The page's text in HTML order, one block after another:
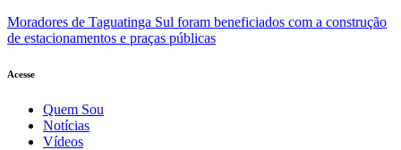
Moradores de Taguatinga Sul foram beneficiados com a construção
de estacionamentos e praças públicas
Acesse
Quem Sou
Notícias
Vídeos